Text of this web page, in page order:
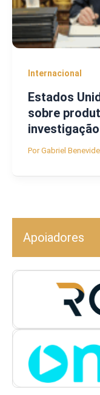
Internacional
Estados
sobre
investigação
PorGabriel
Apoiadores